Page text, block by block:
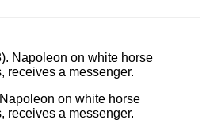
on white horse
receives a messenger.